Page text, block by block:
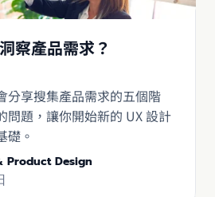
分享搜集產品需求的五個階
問題，讓你開始新的 UX 設計
礎。
察產品需求？
Product Design